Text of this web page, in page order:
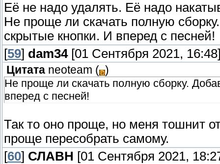
Её не надо удалять. Её надо
Не проще ли скачать полную
скрытые кнопки. И вперед с песней!
[59] dam34[01 Сентября 2021,
Цитата neoteam ( )
Не проще ли скачать полную сборку.
вперед с песней!
Так то оно проще, но меня тошнит
проще пересобрать самому.
[60] СЛАВН [01 Сентября 2021,